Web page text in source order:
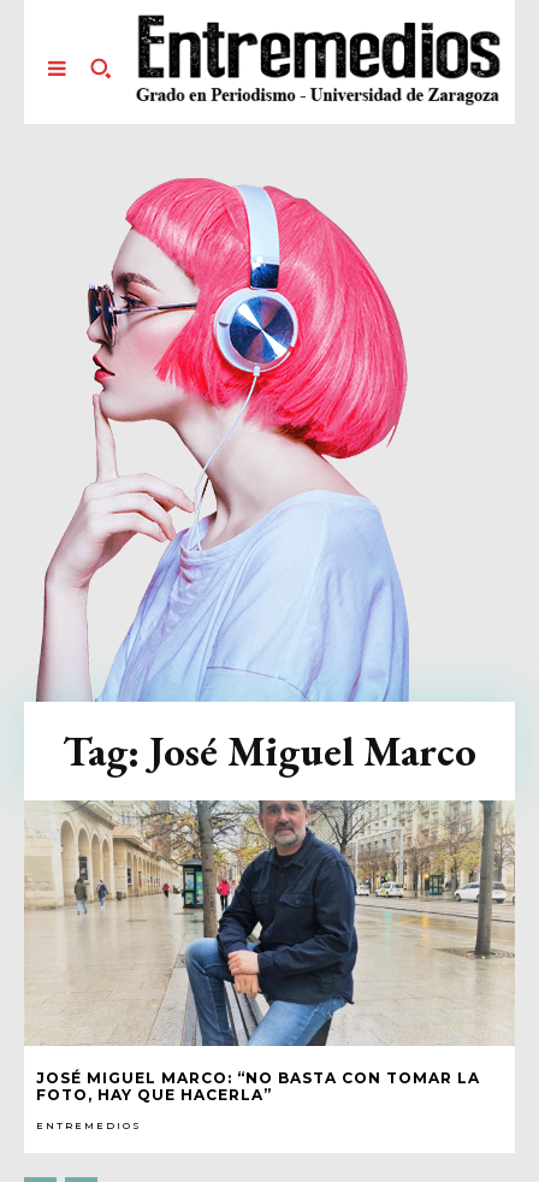
JOSÉ MIGUEL MARCO: “NO BASTA CON TOMAR LA
FOTO, HAY QUE HACERLA”
ENTREMEDIOS
Tag: José Miguel Marco